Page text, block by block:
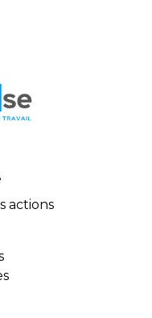
actions